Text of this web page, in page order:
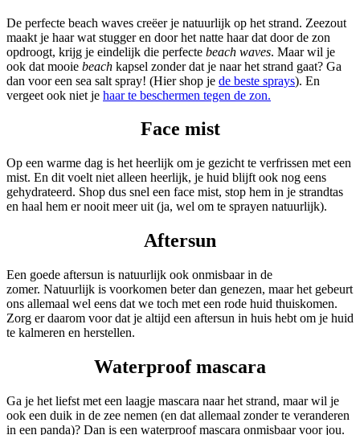
De perfecte beach waves creëer je natuurlijk op het strand. Zeezout
maakt je haar wat stugger en door het natte haar dat door de zon
opdroogt, krijg je eindelijk die perfecte beach waves. Maar wil je
ook dat mooie beach kapsel zonder dat je naar het strand gaat? Ga
dan voor een sea salt spray! (Hier shop je de beste sprays). En
vergeet ook niet je haar te beschermen tegen de zon.
Face mist
Op een warme dag is het heerlijk om je gezicht te verfrissen met een
mist. En dit voelt niet alleen heerlijk, je huid blijft ook nog eens
gehydrateerd. Shop dus snel een face mist, stop hem in je strandtas
en haal hem er nooit meer uit (ja, wel om te sprayen natuurlijk).
Aftersun
Een goede aftersun is natuurlijk ook onmisbaar in de
zomer. Natuurlijk is voorkomen beter dan genezen, maar het gebeurt
ons allemaal wel eens dat we toch met een rode huid thuiskomen.
Zorg er daarom voor dat je altijd een aftersun in huis hebt om je huid
te kalmeren en herstellen.
Waterproof mascara
Ga je het liefst met een laagje mascara naar het strand, maar wil je
ook een duik in de zee nemen (en dat allemaal zonder te veranderen
in een panda)? Dan is een waterproof mascara onmisbaar voor jou.